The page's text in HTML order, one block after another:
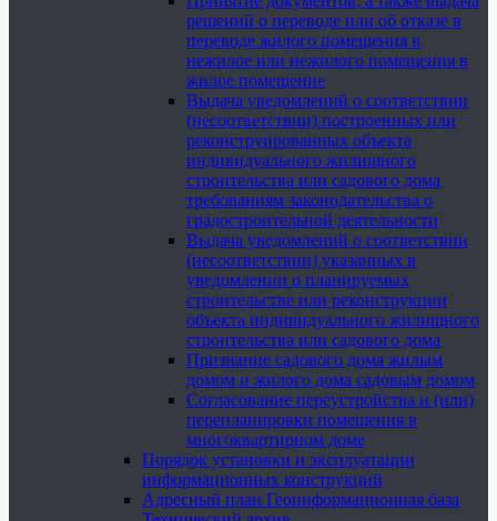
решений о переводе или об отказе в
переводе жилого помещения в
нежилое или нежилого помещения в
жилое помещение
Выдача уведомлений о соответствии
(несоответствии) построенных или
реконструированных объекта
индивидуального жилищного
строительства или садового дома
требованиям законодательства о
градостроительной деятельности
Выдача уведомлений о соответствии
(несоответствии) указанных в
уведомлении о планируемых
строительстве или реконструкции
объекта индивидуального жилищного
строительства или садового дома
Признание садового дома жилым
домом и жилого дома садовым домом
Согласование переустройства и (или)
перепланировки помещения в
многоквартирном доме
Порядок установки и эксплуатации
информационных конструкций
Адресный план Геоинформационная база